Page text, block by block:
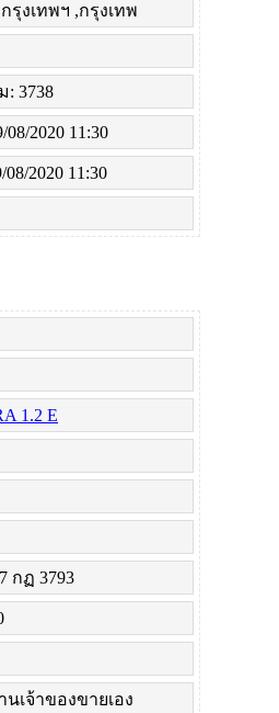
งเทพฯ ,กรุงเทพ
3738
2020 11:30
2020 11:30
1.2 E
กฏ 3793
เจ้าของขายเอง